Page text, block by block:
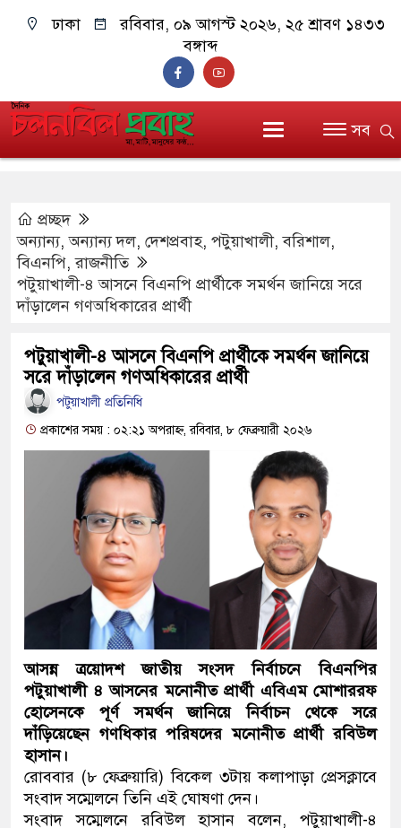
ঢাকা
রবিবার, ০৯ আগস্ট ২০২৬, ২৫ শ্রাবণ ১৪৩৩
বঙ্গাব্দ
সব
প্রচ্ছদ
অন্যান্য,অন্যান্য দল, দেশপ্রবাহ, পটুয়াখালী,বরিশাল,
বিএনপি,রাজনীতি
পটুয়াখালী-৪ আসনে বিএনপি প্রার্থীকে সমর্থন জানিয়ে সরে
দাঁড়ালেন গণঅধিকারের প্রার্থী
পটুয়াখালী-৪ আসনে বিএনপি প্রার্থীকে সমর্থন জানিয়ে
সরে দাঁড়ালেন গণঅধিকারের প্রার্থী
পটুয়াখালী প্রতিনিধি
প্রকাশের সময় : ০২:২১ অপরাহ্ন, রবিবার, ৮ ফেব্রুয়ারী ২০২৬
আসন্ন ত্রয়োদশ জাতীয় সংসদ নির্বাচনে বিএনপির
পটুয়াখালী ৪ আসনের মনোনীত প্রার্থী এবিএম মোশাররফ
হোসেনকে পূর্ণ সমর্থন জানিয়ে নির্বাচন থেকে সরে
দাঁড়িয়েছেন গণধিকার পরিষদের মনোনীত প্রার্থী রবিউল
হাসান।
রোববার (৮ ফেব্রুয়ারি) বিকেল ৩টায় কলাপাড়া প্রেসক্লাবে
সংবাদ সম্মেলনে তিনি এই ঘোষণা দেন।
সংবাদ সম্মেলনে রবিউল হাসান বলেন, পটুয়াখালী-৪